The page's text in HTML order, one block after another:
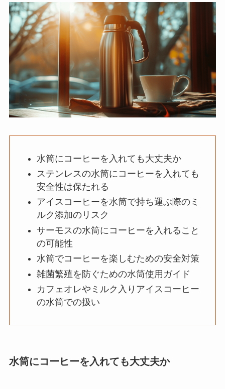
水筒にコーヒーを入れても大丈夫か
ステンレスの水筒にコーヒーを入れても
安全性は保たれる
アイスコーヒーを水筒で持ち運ぶ際のミ
ルク添加のリスク
サーモスの水筒にコーヒーを入れること
の可能性
水筒でコーヒーを楽しむための安全対策
雑菌繁殖を防ぐための水筒使用ガイド
カフェオレやミルク入りアイスコーヒー
の水筒での扱い
水筒にコーヒーを入れても大丈夫か